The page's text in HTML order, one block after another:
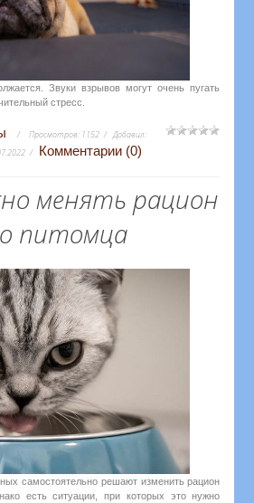
Звуки взрывов могут очень пугать
стресс.
Просмотров: 1152 Добавил:
Комментарии (0)
менять рацион
питомца
самостоятельно решают изменить рацион
есть ситуации, при которых это нужно